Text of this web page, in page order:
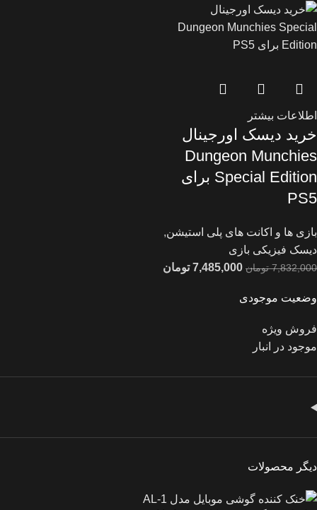
وضعیت موجودی
فروش ویژه
موجود در انبار
دیگر محصولات
اطلاعات بیشتر
خرید دیسک اورجینال
Dungeon Munchies
Special Edition برای
PS5
بازی ها و اکانت های پلی استیشن,
دیسک فیزیکی بازی
7,832,000 تومان 7,485,000 تومان